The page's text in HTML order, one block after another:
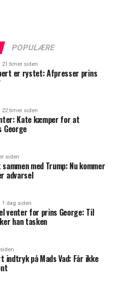
POPULÆRE
21 timer siden
er rystet: Afpresser prins
22 timer siden
Kate kæmper for at
George
siden
med Trump: Nu kommer
advarsel
1 dag siden
venter for prins George: Til
han tasken
på Mads Vad: Får ikke